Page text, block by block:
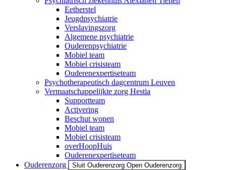
Eetherstel
Jeugdpsychiatrie
Verslavingszorg
Algemene psychiatrie
Ouderenpsychiatrie
Mobiel team
Mobiel crisisteam
Ouderenexpertiseteam
Psychotherapeutisch dagcentrum Leuven
Vermaatschappelijkte zorg Hestia
Supportteam
Activering
Beschut wonen
Mobiel team
Mobiel crisisteam
overHoopHuis
Ouderenexpertiseteam
Ouderenzorg
Sluit Ouderenzorg Open Ouderenzorg